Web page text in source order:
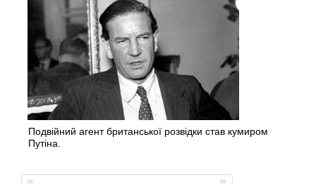
Подвійний агент британської розвідки став кумиром
Путіна.